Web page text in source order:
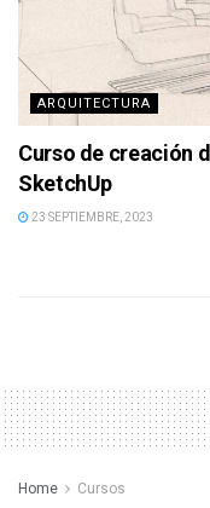
ARQUITECTURA
Curso de creación
SketchUp
23 SEPTIEMBRE, 2023
Home Cursos